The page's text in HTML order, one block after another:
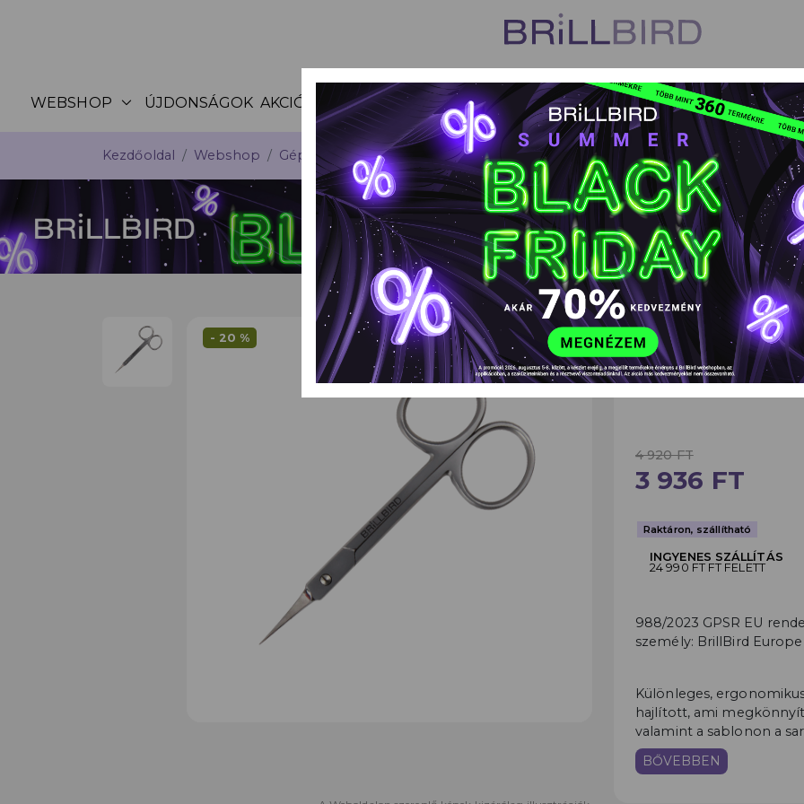
WEBSHOP expand_more ÚJDONSÁGOK AKCIÓK KATALÓGUS VISZONTELADÓK TANFOLYAMOK
Kezdőoldal Webshop Gépek, csiszolófejek, fémeszközök Fémeszközök Bőrvágó olló Extra
- 20 % Bőrvágó olló
EAN kód:
4 920 FT
3 936 FT
Raktáron, szállítható
INGYENES SZÁLLÍTÁS
24 990 FT FT FELETT
988/2023 GPSR EU
személy: BrillBird
Különleges,
hajlított, ami
valamint a sablonon a
BŐVEBBEN